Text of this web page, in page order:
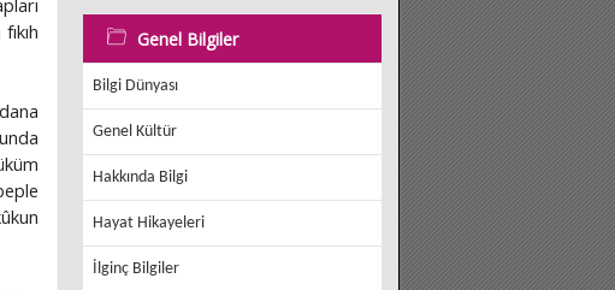
Genel Bilgiler
Bilgi Dünyası
Genel Kültür
Hakkında Bilgi
Hayat Hikayeleri
İlginç Bilgiler